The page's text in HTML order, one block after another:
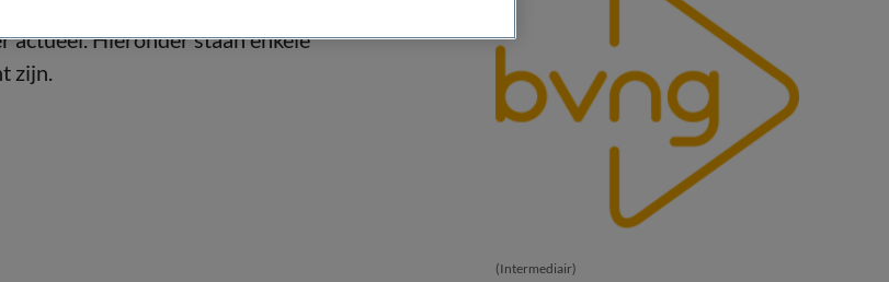
actueel. Hieronder staan enkele
zijn.
(Intermediair)